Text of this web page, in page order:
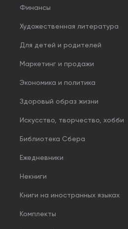
Финансы
Художественная литература
Для детей и родителей
Маркетинг и продажи
Экономика и политика
Здоровый образ жизни
Искусство, творчество, хобби
Библиотека Сбера
Ежедневники
Некниги
Книги на иностранных языках
Комплекты